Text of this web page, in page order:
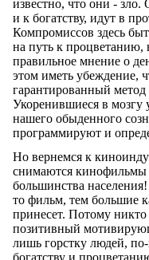
известно, что они -
и к богатству, идут в
Компромиссов здесь
на путь к процветанию,
правильное мнение о
этом иметь убеждение,
гарантированный метод
Укоренившиеся в мозгу
нашего обыденного
программируют и
Но вернемся к
снимаются кинофильмы
большинства
то фильм, тем большие
принесет. Потому никто
позитивный
лишь горстку людей,
богатству и